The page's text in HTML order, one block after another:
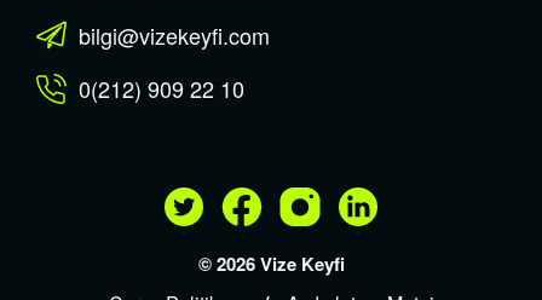
bilgi@vizekeyfi.com
0(212) 909 22 10
© 2026 Vize Keyfi